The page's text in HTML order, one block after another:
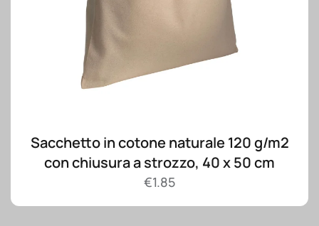
Sacchetto in cotone naturale 120 g/m2
con chiusura a strozzo, 40 x 50 cm
€1.85